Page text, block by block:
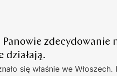
Panowie
działają.
się właśnie we